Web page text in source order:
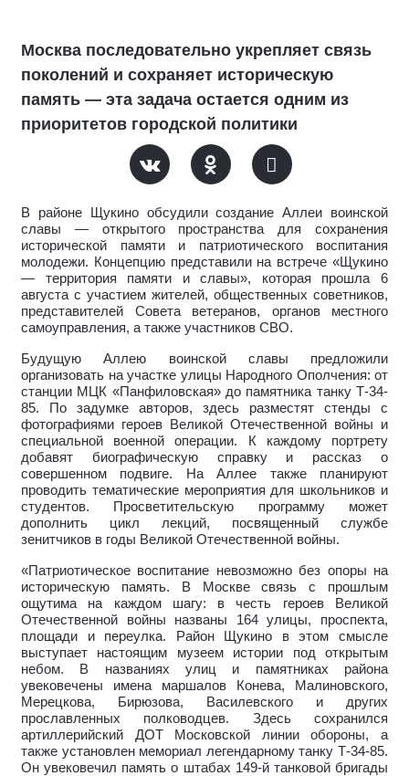
Москва последовательно укрепляет связь
поколений и сохраняет историческую
память — эта задача остается одним из
приоритетов городской политики
В районе Щукино обсудили создание Аллеи воинской
славы — открытого пространства для сохранения
исторической памяти и патриотического воспитания
молодежи. Концепцию представили на встрече «Щукино
— территория памяти и славы», которая прошла 6
августа с участием жителей, общественных советников,
представителей Совета ветеранов, органов местного
самоуправления, а также участников СВО.
Будущую Аллею воинской славы предложили
организовать на участке улицы Народного Ополчения: от
станции МЦК «Панфиловская» до памятника танку Т-34-
85. По задумке авторов, здесь разместят стенды с
фотографиями героев Великой Отечественной войны и
специальной военной операции. К каждому портрету
добавят биографическую справку и рассказ о
совершенном подвиге. На Аллее также планируют
проводить тематические мероприятия для школьников и
студентов. Просветительскую программу может
дополнить цикл лекций, посвященный службе
зенитчиков в годы Великой Отечественной войны.
«Патриотическое воспитание невозможно без опоры на
историческую память. В Москве связь с прошлым
ощутима на каждом шагу: в честь героев Великой
Отечественной войны названы 164 улицы, проспекта,
площади и переулка. Район Щукино в этом смысле
выступает настоящим музеем истории под открытым
небом. В названиях улиц и памятниках района
увековечены имена маршалов Конева, Малиновского,
Мерецкова, Бирюзова, Василевского и других
прославленных полководцев. Здесь сохранился
артиллерийский ДОТ Московской линии обороны, а
также установлен мемориал легендарному танку Т-34-85.
Он увековечил память о штабах 149-й танковой бригады